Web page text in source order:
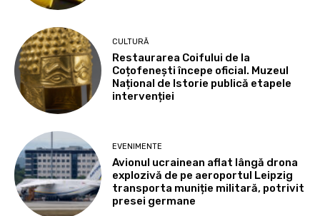
CULTURĂ
Restaurarea Coifului de la
Coțofenești începe oficial. Muzeul
Național de Istorie publică etapele
intervenției
EVENIMENTE
Avionul ucrainean aflat lângă drona
explozivă de pe aeroportul Leipzig
transporta muniție militară, potrivit
presei germane